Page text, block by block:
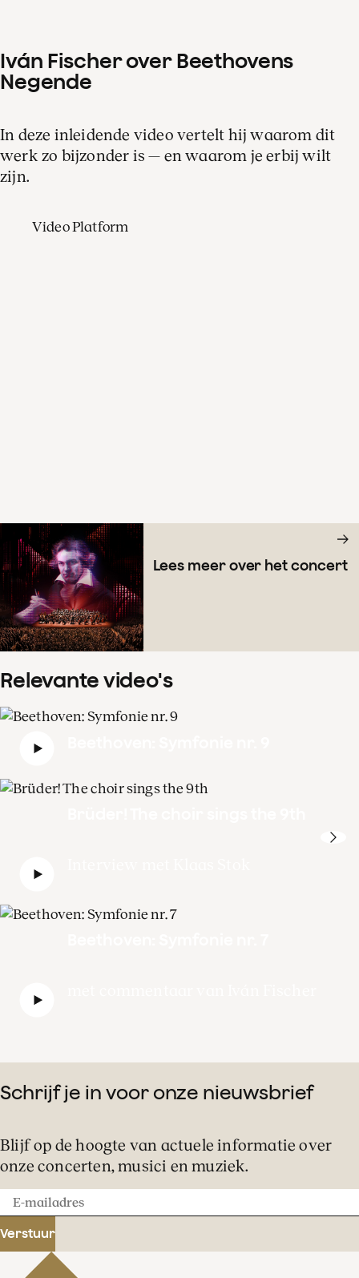
Iván Fischer over Beethovens
Negende
In deze inleidende video vertelt hij waarom dit
werk zo bijzonder is — en waarom je erbij wilt
zijn.
Video Platform
Lees meer over het concert
Relevante video's
Schrijf je in voor onze nieuwsbrief
Blijf op de hoogte van actuele informatie over
onze concerten, musici en muziek.
E-
mailadres
Verstuur